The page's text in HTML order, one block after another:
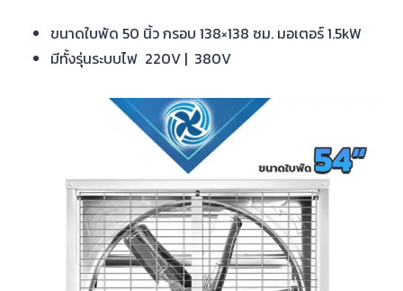
ขนาดใบพัด 50 นิ้ว กรอบ 138×138 ซม. มอเตอร์ 1.5kW
มีทั้งรุ่นระบบไฟ 220V | 380V